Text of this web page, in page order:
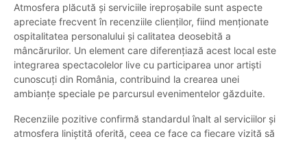
Atmosfera plăcută și serviciile ireproșabile sunt aspecte
apreciate frecvent în recenziile clienților, fiind menționate
ospitalitatea personalului și calitatea deosebită a
mâncărurilor. Un element care diferențiază acest local este
integrarea spectacolelor live cu participarea unor artiști
cunoscuți din România, contribuind la crearea unei
ambianțe speciale pe parcursul evenimentelor găzduite.
Recenziile pozitive confirmă standardul înalt al serviciilor și
atmosfera liniștită oferită, ceea ce face ca fiecare vizită să